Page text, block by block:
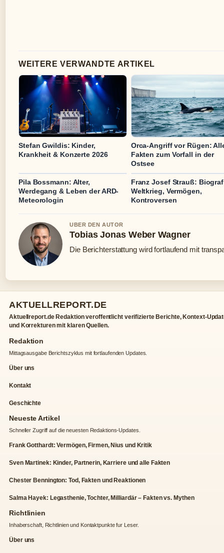
WEITERE VERWANDTE ARTIKEL
Stefan Gwildis: Kinder,
Krankheit & Konzerte 2026
Orca-Angriff vor Rügen:
Fakten zum Vorfall in der
Ostsee
Pila Bossmann: Alter,
Werdegang & Leben der ARD-
Meteorologin
Franz Josef Strauß:
Weltkrieg, Vermögen,
Kontroversen
UBER DEN AUTOR
Tobias Jonas Weber Wagner
Die Berichterstattung wird fortlaufend mit
AKTUELLREPORT.DE
Aktuellreport.de Redaktion veroffentlicht verifizierte Berichte, Kontext-
und Korrekturen mit klaren Quellen.
Redaktion
Mittagsausgabe Berichtszyklus mit fortlaufenden Updates.
Über uns
Kontakt
Geschichte
Neueste Artikel
Schneller Zugriff auf die neuesten Redaktions-Updates.
Frank Gotthardt: Vermögen, Firmen, Nius und Kritik
Sven Martinek: Kinder, Partnerin, Karriere und alle Fakten
Chester Bennington: Tod, Fakten und Reaktionen
Salma Hayek: Legasthenie, Tochter, Milliardär – Fakten vs. Mythen
Richtlinien
Inhaberschaft, Richtlinien und Kontaktpunkte fur Leser.
Über uns